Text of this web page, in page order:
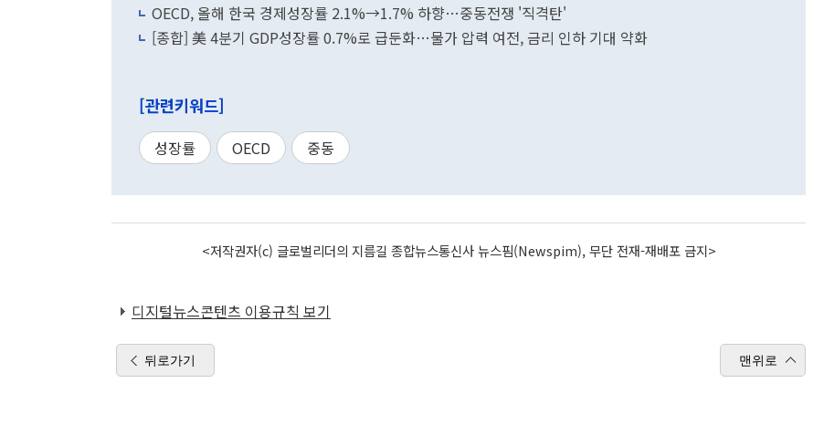
OECD, 올해 한국 경제성장률 2.1%→1.7% 하향…중동전쟁 '직격탄'
[종합] 美 4분기 GDP성장률 0.7%로 급둔화…물가 압력 여전, 금리 인하 기대 약화
[관련키워드]
성장률 OECD 중동
<저작권자(c) 글로벌리더의 지름길 종합뉴스통신사 뉴스핌(Newspim), 무단 전재-재배포 금지>
디지털뉴스콘텐츠 이용규칙 보기
뒤로가기 맨위로